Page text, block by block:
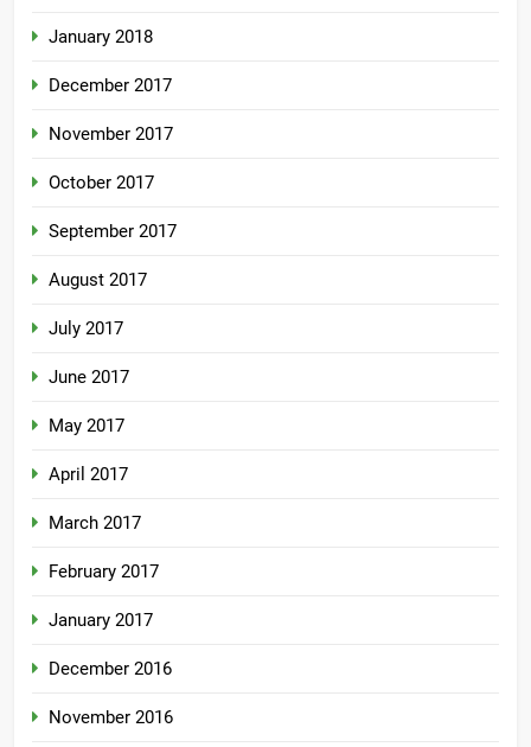
January 2018
December 2017
November 2017
October 2017
September 2017
August 2017
July 2017
June 2017
May 2017
April 2017
March 2017
February 2017
January 2017
December 2016
November 2016